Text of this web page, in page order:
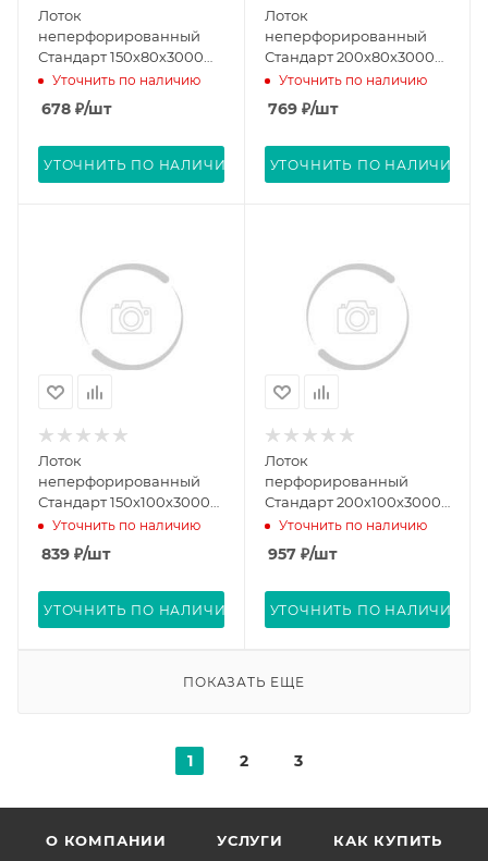
Лоток
неперфорированный
Стандарт 150х80х3000
(0,7 мм) (6 м/уп)
Промрукав PR16.0050
Уточнить по наличию
678 ₽/шт
УТОЧНИТЬ ПО НАЛИЧИЮ
Лоток
неперфорированный
Стандарт 200х80х3000
(0,8 мм) (6 м/уп)
Промрукав PR16.0053
Уточнить по наличию
769₽/шт
УТОЧНИТЬ ПО НАЛИЧИЮ
Лоток
неперфорированный
Стандарт 150х100х3000
(0,7 мм) (6 м/уп)
Промрукав PR16.0051
Уточнить по наличию
839 ₽/шт
УТОЧНИТЬ ПО НАЛИЧИЮ
Лоток
перфорированный
Стандарт 200х100х3000
(0,8 мм) (6 м/уп)
Промрукав PR16.0010
Уточнить по наличию
957₽/шт
УТОЧНИТЬ ПО НАЛИЧИЮ
ПОКАЗАТЬ ЕЩЕ
1 2 3
О КОМПАНИИ УСЛУГИ КАК КУПИТЬ